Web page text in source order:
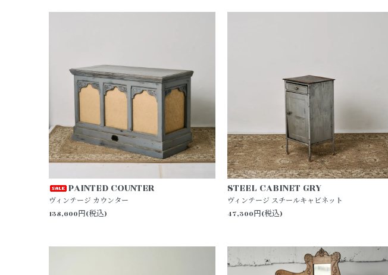
PAINTED COUNTER
ヴィンテージ カウンター
138,600円(税込)
STEEL CABINET GRY
ヴィンテージ スチールキャビネット
47,300円(税込)